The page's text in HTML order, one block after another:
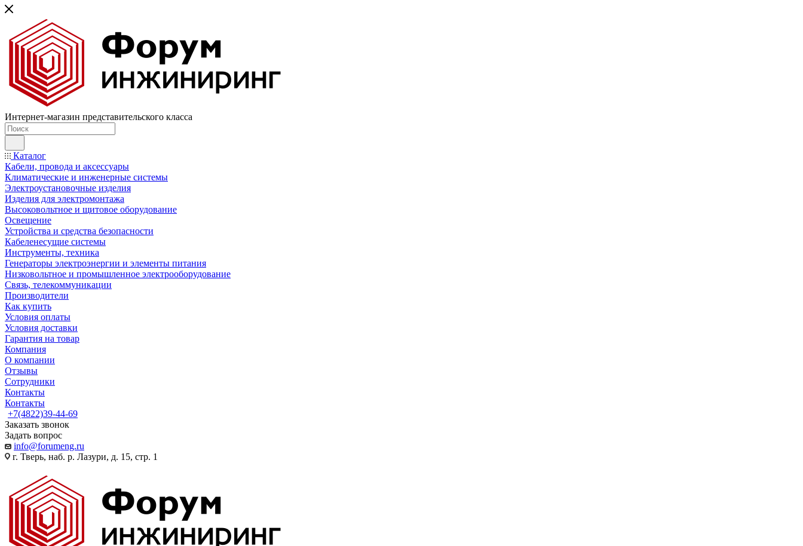
Интернет-магазин представительского класса
Каталог
Кабели, провода и аксессуары
Климатические и инженерные системы
Электроустановочные изделия
Изделия для электромонтажа
Высоковольтное и щитовое оборудование
Освещение
Устройства и средства безопасности
Кабеленесущие системы
Инструменты, техника
Генераторы электроэнергии и элементы питания
Низковольтное и промышленное электрооборудование
Связь, телекоммуникации
Производители
Как купить
Условия оплаты
Условия доставки
Гарантия на товар
Компания
О компании
Отзывы
Сотрудники
Контакты
Контакты
+7(4822)39-44-69
Заказать звонок
Задать вопрос
info@forumeng.ru
г. Тверь, наб. р. Лазури, д. 15, стр. 1